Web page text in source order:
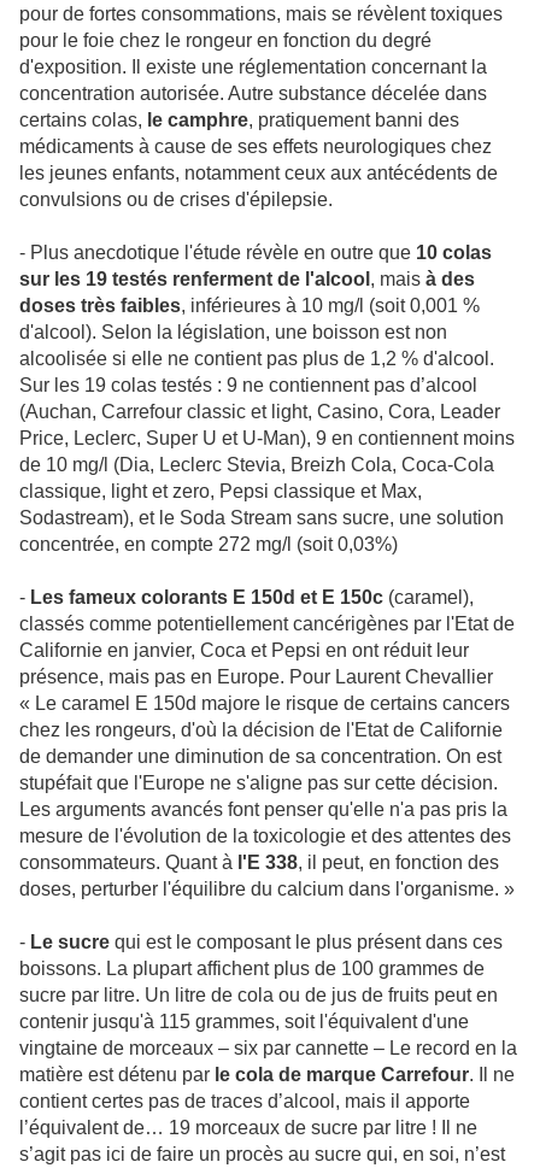
pour de fortes consommations, mais se révèlent toxiques
pour le foie chez le rongeur en fonction du degré
d'exposition. Il existe une réglementation concernant la
concentration autorisée. Autre substance décelée dans
certains colas, le camphre, pratiquement banni des
médicaments à cause de ses effets neurologiques chez
les jeunes enfants, notamment ceux aux antécédents de
convulsions ou de crises d'épilepsie.
- Plus anecdotique l'étude révèle en outre que 10 colas
sur les 19 testés renferment de l'alcool , mais à des
doses très faibles, inférieures à 10 mg/l (soit 0,001 %
d'alcool). Selon la législation, une boisson est non
alcoolisée si elle ne contient pas plus de 1,2 % d'alcool.
Sur les 19 colas testés : 9 ne contiennent pas d’alcool
(Auchan, Carrefour classic et light, Casino, Cora, Leader
Price, Leclerc, Super U et U-Man), 9 en contiennent moins
de 10 mg/l (Dia, Leclerc Stevia, Breizh Cola, Coca-Cola
classique, light et zero, Pepsi classique et Max,
Sodastream), et le Soda Stream sans sucre, une solution
concentrée, en compte 272 mg/l (soit 0,03%)
- Les fameux colorants E 150d et E 150c (caramel),
classés comme potentiellement cancérigènes par l'Etat de
Californie en janvier, Coca et Pepsi en ont réduit leur
présence, mais pas en Europe. Pour Laurent Chevallier
« Le caramel E 150d majore le risque de certains cancers
chez les rongeurs, d'où la décision de l'Etat de Californie
de demander une diminution de sa concentration. On est
stupéfait que l'Europe ne s'aligne pas sur cette décision.
Les arguments avancés font penser qu'elle n'a pas pris la
mesure de l'évolution de la toxicologie et des attentes des
consommateurs. Quant à l'E 338, il peut, en fonction des
doses, perturber l'équilibre du calcium dans l'organisme. »
- Le sucre qui est le composant le plus présent dans ces
boissons. La plupart affichent plus de 100 grammes de
sucre par litre. Un litre de cola ou de jus de fruits peut en
contenir jusqu'à 115 grammes, soit l'équivalent d'une
vingtaine de morceaux – six par cannette – Le record en la
matière est détenu par le cola de marque Carrefour. Il ne
contient certes pas de traces d’alcool, mais il apporte
l’équivalent de… 19 morceaux de sucre par litre ! Il ne
s’agit pas ici de faire un procès au sucre qui, en soi, n’est